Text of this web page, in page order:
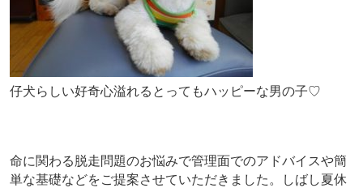
仔犬らしい好奇心溢れるとってもハッピーな男の子♡
命に関わる脱走問題のお悩みで管理面でのアドバイスや簡
単な基礎などをご提案させていただきました。しばし夏休